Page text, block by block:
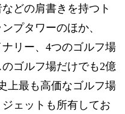
どの肩書きを持つト
プタワーのほか、
リー、4つのゴルフ場
ゴルフ場だけでも2億
上最も高価なゴルフ場
ェットも所有してお